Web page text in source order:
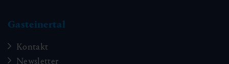
Gasteinertal
Kontakt
Newsletter